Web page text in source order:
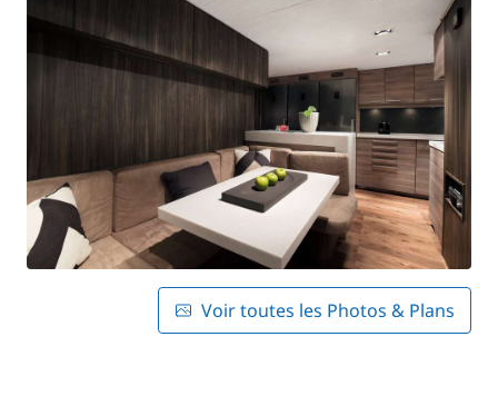
Voir toutes les Photos & Plans